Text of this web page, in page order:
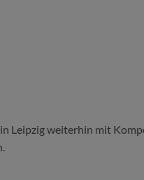
weiterhin mit